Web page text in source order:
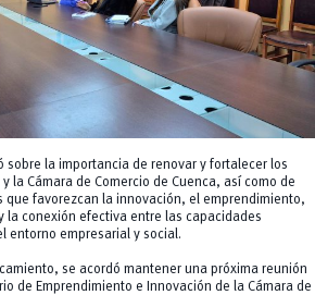
sobre la importancia de renovar y fortalecer los
la Cámara de Comercio de Cuenca, así como de
que favorezcan la innovación, el emprendimiento,
la conexión efectiva entre las capacidades
entorno empresarial y social.
se acordó mantener una próxima reunión
de Emprendimiento e Innovación de la Cámara de